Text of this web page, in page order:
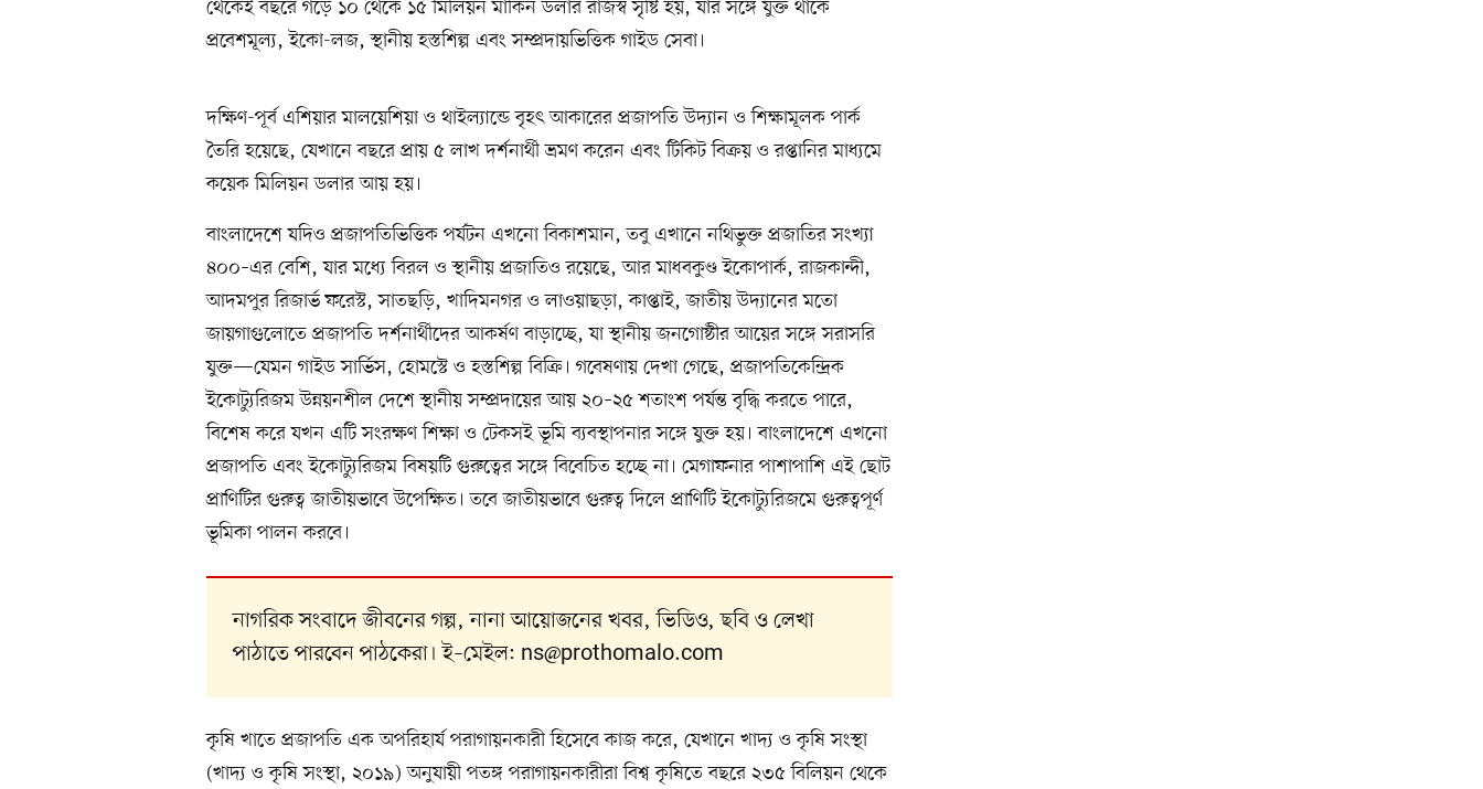
থেকেই বছরে গড়ে ১০ থেকে ১৫ মিলিয়ন মার্কিন ডলার রাজস্ব সৃষ্টি হয়, যার সঙ্গে যুক্ত থাকে
প্রবেশমূল্য, ইকো-লজ, স্থানীয় হস্তশিল্প এবং সম্প্রদায়ভিত্তিক গাইড সেবা।
দক্ষিণ-পূর্ব এশিয়ার মালয়েশিয়া ও থাইল্যান্ডে বৃহৎ আকারের প্রজাপতি উদ্যান ও শিক্ষামূলক পার্ক
তৈরি হয়েছে, যেখানে বছরে প্রায় ৫ লাখ দর্শনার্থী ভ্রমণ করেন এবং টিকিট বিক্রয় ও রপ্তানির মাধ্যমে
কয়েক মিলিয়ন ডলার আয় হয়।
বাংলাদেশে যদিও প্রজাপতিভিত্তিক পর্যটন এখনো বিকাশমান, তবু এখানে নথিভুক্ত প্রজাতির সংখ্যা
৪০০–এর বেশি, যার মধ্যে বিরল ও স্থানীয় প্রজাতিও রয়েছে, আর মাধবকুণ্ড ইকোপার্ক, রাজকান্দী,
আদমপুর রিজার্ভ ফরেস্ট, সাতছড়ি, খাদিমনগর ও লাওয়াছড়া, কাপ্তাই, জাতীয় উদ্যানের মতো
জায়গাগুলোতে প্রজাপতি দর্শনার্থীদের আকর্ষণ বাড়াচ্ছে, যা স্থানীয় জনগোষ্ঠীর আয়ের সঙ্গে সরাসরি
যুক্ত—যেমন গাইড সার্ভিস, হোমস্টে ও হস্তশিল্প বিক্রি। গবেষণায় দেখা গেছে, প্রজাপতিকেন্দ্রিক
ইকোট্যুরিজম উন্নয়নশীল দেশে স্থানীয় সম্প্রদায়ের আয় ২০–২৫ শতাংশ পর্যন্ত বৃদ্ধি করতে পারে,
বিশেষ করে যখন এটি সংরক্ষণ শিক্ষা ও টেকসই ভূমি ব্যবস্থাপনার সঙ্গে যুক্ত হয়। বাংলাদেশে এখনো
প্রজাপতি এবং ইকোট্যুরিজম বিষয়টি গুরুত্বের সঙ্গে বিবেচিত হচ্ছে না। মেগাফনার পাশাপাশি এই ছোট
প্রাণিটির গুরুত্ব জাতীয়ভাবে উপেক্ষিত। তবে জাতীয়ভাবে গুরুত্ব দিলে প্রাণিটি ইকোট্যুরিজমে গুরুত্বপূর্ণ
ভূমিকা পালন করবে।
নাগরিক সংবাদে জীবনের গল্প, নানা আয়োজনের খবর, ভিডিও, ছবি ও লেখা
পাঠাতে পারবেন পাঠকেরা। ই–মেইল: ns@prothomalo.com
কৃষি খাতে প্রজাপতি এক অপরিহার্য পরাগায়নকারী হিসেবে কাজ করে, যেখানে খাদ্য ও কৃষি সংস্থা
(খাদ্য ও কৃষি সংস্থা, ২০১৯) অনুযায়ী পতঙ্গ পরাগায়নকারীরা বিশ্ব কৃষিতে বছরে ২৩৫ বিলিয়ন থেকে